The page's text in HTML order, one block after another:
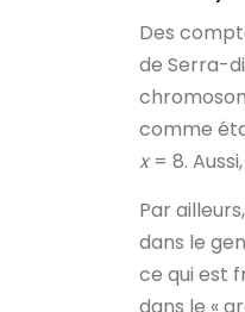
Des
de Serra-
comme
x= 8.
Par
dans le
ce qui est
dans le «